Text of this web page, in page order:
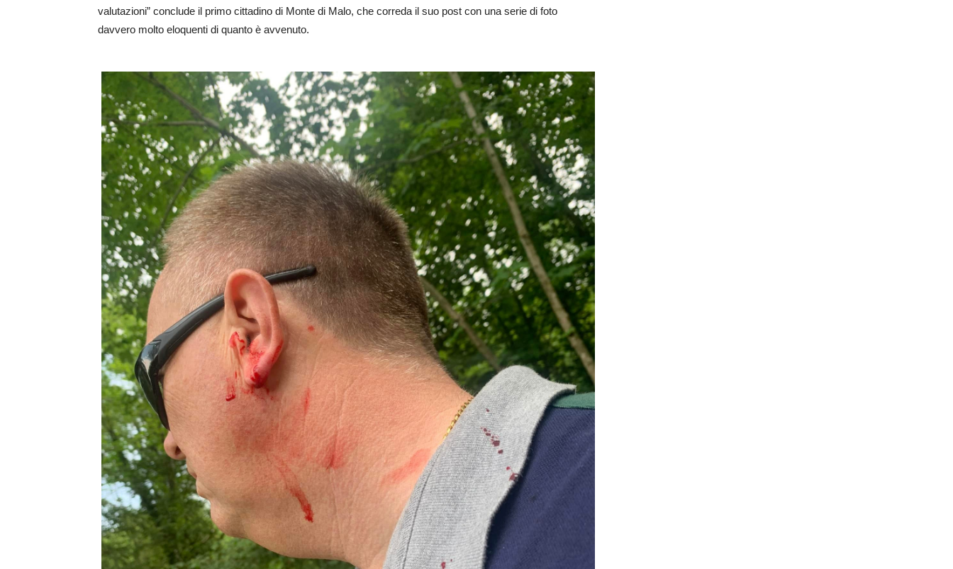
valutazioni” conclude il primo cittadino di Monte di Malo, che correda il suo post con una serie di foto
davvero molto eloquenti di quanto è avvenuto.